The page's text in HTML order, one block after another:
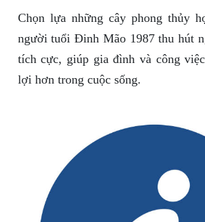
Chọn lựa những cây phong thủy
người tuổi Đinh Mão 1987 thu hút
tích cực, giúp gia đình và công
lợi hơn trong cuộc sống.